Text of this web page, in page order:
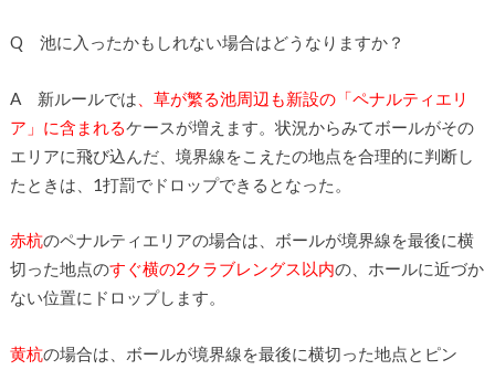
Q 池に入ったかもしれない場合はどうなりますか？
A 新ルールでは 、草が繁る池周辺も新設の「ペナルティエリ
ア」に含まれるケースが増えます。状況からみてボールがその
エリアに飛び込んだ、境界線をこえたの地点を合理的に判断し
たときは、1打罰でドロップできるとなった。
赤杭のペナルティエリアの場合は、ボールが境界線を最後に横
切った地点のすぐ横の2クラブレングス以内の、ホールに近づか
ない位置にドロップします。
黄杭の場合は、ボールが境界線を最後に横切った地点とピン